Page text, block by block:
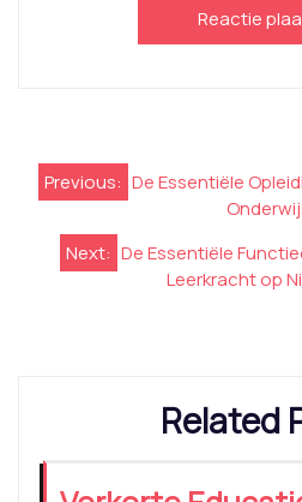
Berichtnavigatie
Previous: De Essentiële
Next: De Essentiële
Leerkracht op
Related